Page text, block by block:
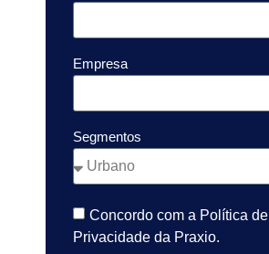
Empresa
Segmentos
Concordo com a Política de
Privacidade da Praxio.